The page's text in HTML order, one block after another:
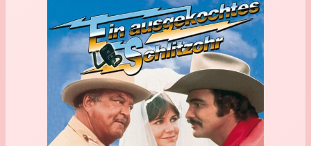
e
r
M
a
c
h
t
m
-
U
n
i
k
a